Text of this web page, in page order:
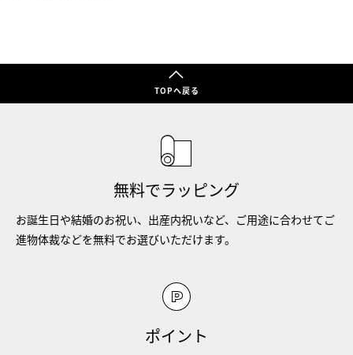
TOPへ戻る
無料でラッピング
お誕生日や結婚のお祝い、出産内祝いなど、ご用途に合わせてご
進物体裁などを無料でお選びいただけます。
ポイント